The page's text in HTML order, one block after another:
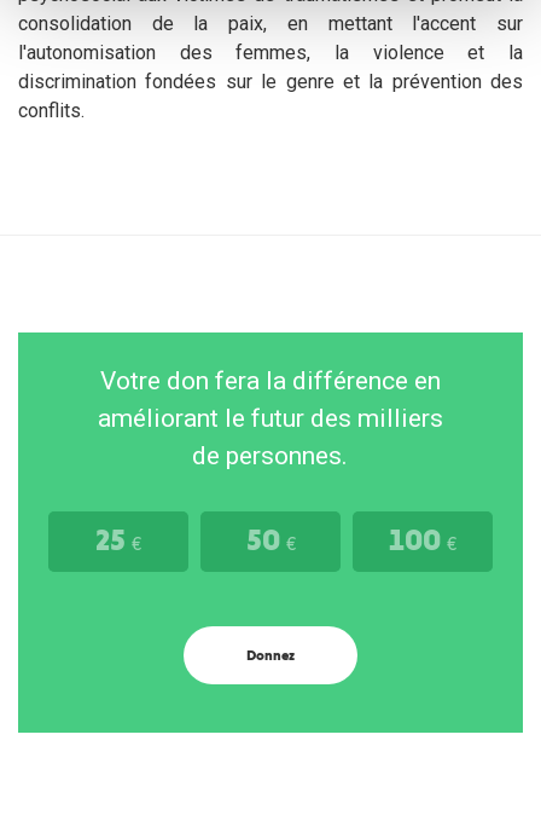
consolidation de la paix, en mettant l'accent sur
l'autonomisation des femmes, la violence et la
discrimination fondées sur le genre et la prévention des
conflits.
Votre don fera la différence en
améliorant le futur des milliers
de personnes.
25 € 50 € 100 €
Donnez